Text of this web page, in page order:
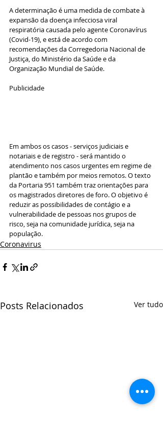
A determinação é uma medida de combate à
expansão da doença infecciosa viral
respiratória causada pelo agente Coronavírus
(Covid-19), e está de acordo com
recomendações da Corregedoria Nacional de
Justiça, do Ministério da Saúde e da
Organização Mundial de Saúde.
Publicidade
Em ambos os casos - serviços judiciais e
notariais e de registro - será mantido o
atendimento nos casos urgentes em regime de
plantão e também por meios remotos. O texto
da Portaria 951 também traz orientações para
os magistrados diretores de foro. O objetivo é
reduzir as possibilidades de contágio e a
vulnerabilidade de pessoas nos grupos de
risco, seja na comunidade jurídica, seja na
população.
Coronavirus
Posts Relacionados Ver tudo